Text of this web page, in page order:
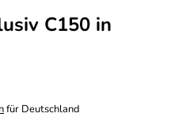
C150 in
für Deutschland